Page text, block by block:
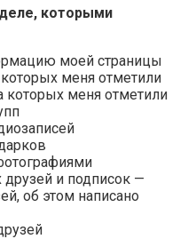
которыми
моей страницы
меня отметили
которых меня отметили
и подписок —
об этом написано